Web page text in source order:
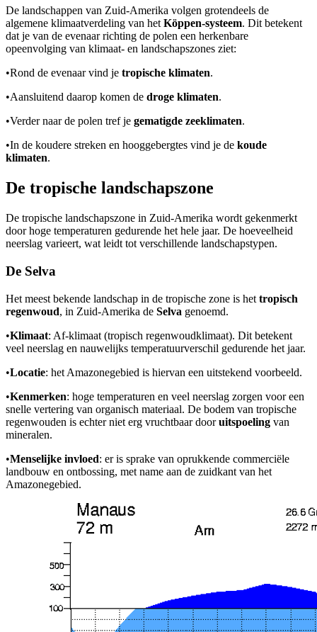
De landschappen van Zuid-Amerika volgen grotendeels de
algemene klimaatverdeling van hetKöppen-systeem. Dit betekent
dat je van de evenaar richting de polen een herkenbare
opeenvolging van klimaat- en landschapszones ziet:
•Rond de evenaar vind je tropische klimaten.
•Aansluitend daarop komen de droge klimaten.
•Verder naar de polen tref je gematigde zeeklimaten.
•In de koudere streken en hooggebergtes vind je de koude
klimaten.
De tropische landschapszone
De tropische landschapszone in Zuid-Amerika wordt gekenmerkt
door hoge temperaturen gedurende het hele jaar. De hoeveelheid
neerslag varieert, wat leidt tot verschillende landschapstypen.
De Selva
Het meest bekende landschap in de tropische zone is het tropisch
regenwoud, in Zuid-Amerika de Selva genoemd.
•Klimaat: Af-klimaat (tropisch regenwoudklimaat). Dit betekent
veel neerslag en nauwelijks temperatuurverschil gedurende het jaar.
•Locatie: het Amazonegebied is hiervan een uitstekend voorbeeld.
•Kenmerken: hoge temperaturen en veel neerslag zorgen voor een
snelle vertering van organisch materiaal. De bodem van tropische
regenwouden is echter niet erg vruchtbaar dooruitspoeling van
mineralen.
•Menselijke invloed: er is sprake van oprukkende commerciële
landbouw en ontbossing, met name aan de zuidkant van het
Amazonegebied.